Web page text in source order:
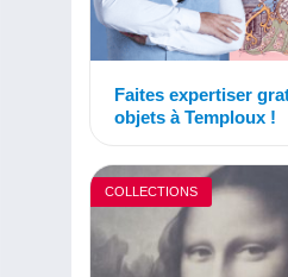
Faites expertiser
objets à Temploux !
COLLECTIONS